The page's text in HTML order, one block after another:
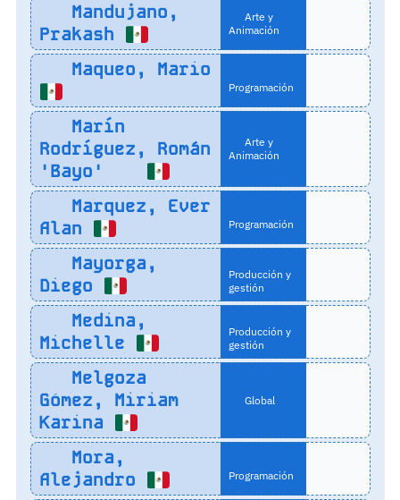
Mandujano,
Prakash
Arte y
Animación
Maqueo, Mario
Programación
Marín
Rodríguez, Román
'Bayo'
Arte y
Animación
Marquez, Ever
Alan
Programación
Mayorga,
Diego
Producción y
gestión
Medina,
Michelle
Producción y
gestión
Melgoza
Gómez, Miriam
Karina
Global
Mora,
Alejandro
Programación